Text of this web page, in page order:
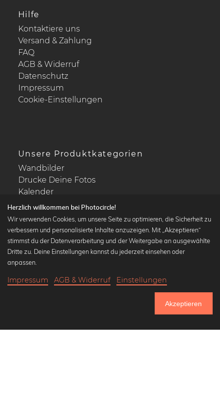
Bis Donnerstag: 20% Rabatt auf alle Bilder
Hilfe
Kontaktiere uns
Versand & Zahlung
FAQ
AGB & Widerruf
Datenschutz
Impressum
Cookie-Einstellungen
Unsere Produktkategorien
Wandbilder
Drucke Deine Fotos
Kalender
Beliebte Kollektionen
Wandbilder in schwarz-weiß
Klassiker der Kunstgeschichte
Herzlich willkommen bei Photocircle!
Wir verwenden Cookies, um unsere Seite zu optimieren, die Sicherheit zu
verbessern und personalisierte Inhalte anzuzeigen. Mit „Akzeptieren“
stimmst du der Datenverarbeitung und der Weitergabe an ausgewählte
Dritte zu. Deine Einstellungen kannst du jederzeit einsehen oder
anpassen.
Impressum AGB & Widerruf Einstellungen
Akzeptieren